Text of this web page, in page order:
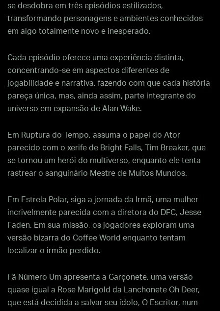
se desdobra em três episódios estilizados,
transformando personagens e ambientes conhecidos
em algo totalmente novo e inesperado.
Cada episódio oferece uma experiência distinta,
concentrando-se em aspectos diferentes de
jogabilidade e narrativa, fazendo com que cada história
pareça única, mas, ainda assim, parte integrante do
universo em expansão de Alan Wake.
Em Ruptura do Tempo, assuma o papel do Ator
parecido com o xerife de Bright Falls, Tim Breaker, que
se tornou um herói do multiverso, enquanto ele tenta
rastrear o sanguinário Mestre de Muitos Mundos.
Em Estrela Polar, siga a jornada da Irmã, uma mulher
incrivelmente parecida com a diretora do DFC, Jesse
Faden. Em sua missão, os jogadores exploram uma
versão bizarra do Coffee World enquanto tentam
localizar o irmão perdido.
Fã Número Um apresenta a Garçonete, uma versão
quase igual a Rose Marigold da Lanchonete Oh Deer,
que está decidida a salvar seu ídolo, O Escritor, num